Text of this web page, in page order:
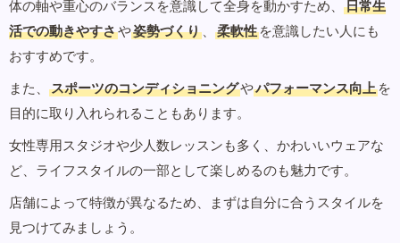
体の軸や重心のバランスを意識して全身を動かすため、
日常生
活での動きやすさや姿勢づくり 、 柔軟性 を意識したい人にも
おすすめです。
また、
スポーツのコンディショニングやパフォーマンス向上 を
目的に取り入れられることもあります。
女性専用スタジオや少人数レッスンも多く、かわいいウェアな
ど、ライフスタイルの一部として楽しめるのも魅力です。
店舗によって特徴が異なるため、まずは自分に合うスタイルを
見つけてみましょう。